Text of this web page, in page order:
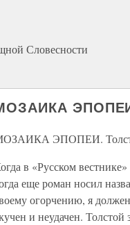
Словесности
ЭПОПЕИ.
в «Русском
еще роман носил
огорчению, я
и неудачен.